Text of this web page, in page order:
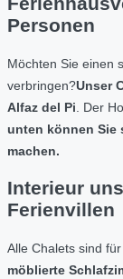
Personen
Möchten Sie einen
verbringen?Unser
Alfaz del Pi . Der
unten können Sie
machen.
Interieur
Ferienvillen
Alle Chalets sind
möblierte